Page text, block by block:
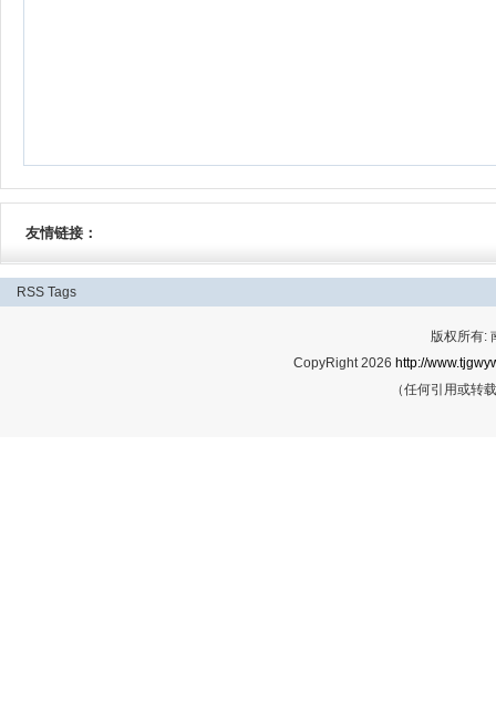
友情链接：
RSS Tags
版权所有:
CopyRight 2026 http://
（任何引用或转